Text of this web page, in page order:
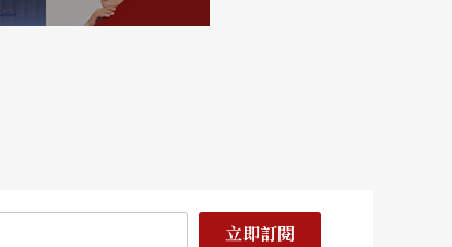
立即訂閱